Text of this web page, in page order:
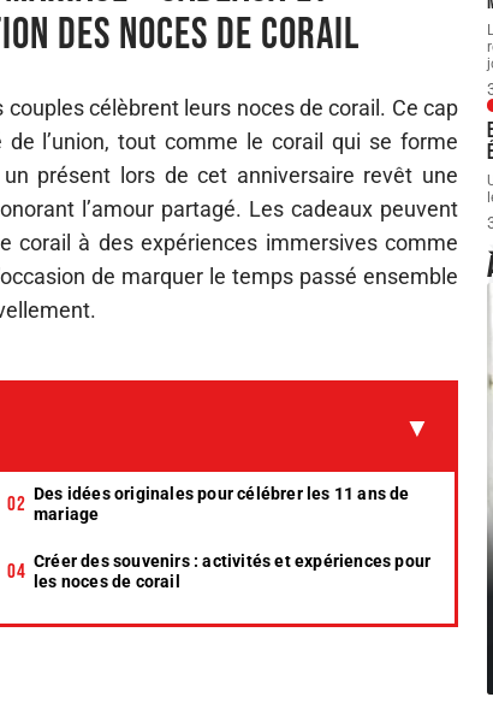
des noces de corail
célèbrent leurs noces de corail. Ce cap
l’union, tout comme le corail qui se forme
présent lors de cet anniversaire revêt une
l’amour partagé. Les cadeaux peuvent
corail à des expériences immersives comme
de marquer le temps passé ensemble
Des idées originales pour célébrer les 11 ans de
mariage
Créer des souvenirs : activités et expériences pour
les noces de corail